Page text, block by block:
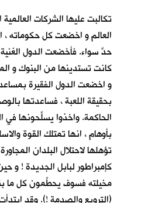
تكالبت عليها الشركات
العالم و اخضعت كل حكوماته ،
حدٍّ سواء. فأخضعت الدول
كانت تستدينها من البنوك و
و اخضعت الدول الفقيرة
بحقيقة اللعبة ، فساعدتها
الحاكمة. واخذوا يسلِّحونها في
بأوهام ، انها تمتلك القوة
تؤهلها لاحتلال البلدان
كإمبراطور لبابل الجديدة ! و
مخيلته فسوف يحطِّمون كل ما